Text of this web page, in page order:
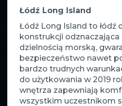
Łódź Long Island
Łódź Long Island to łódź
konstrukcji odznaczająca
dzielnością morską,
bezpieczeństwo nawet
bardzo trudnych
do użytkowania w 2019
wnętrza zapewniają
wszystkim uczestnikom